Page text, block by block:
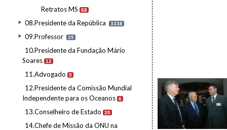
Retratos MS 68
08.Presidente da República 3338
09.Professor 25
10.Presidente da Fundação Mário
Soares 12
11.Advogado 5
12.Presidente da Comissão Mundial
Independente para os Oceanos 6
13.Conselheiro de Estado 20
14.Chefe de Missão da ONU na